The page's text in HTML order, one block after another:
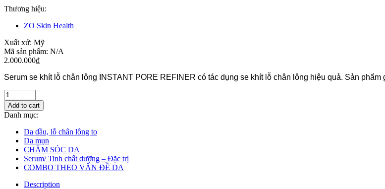
Thương hiệu:
ZO Skin Health
Xuất xứ: Mỹ
Mã sản phẩm: N/A
2.000.000₫
Serum se khít lỗ chân lông INSTANT PORE REFINER có tác dụng se khít lỗ chân lông hiệu quả. Sản
Add to cart
Danh mục:
Da dầu, lỗ chân lông to
Da mụn
CHĂM SÓC DA
Serum/ Tinh chất dưỡng – Đặc trị
COMBO THEO VẤN ĐỀ DA
Description